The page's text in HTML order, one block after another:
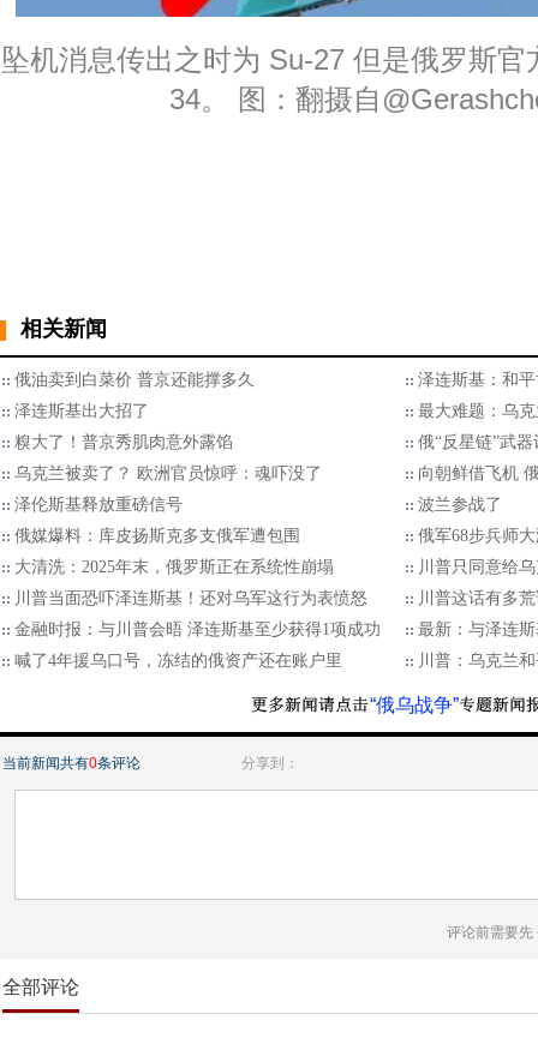
坠机消息传出之时为 Su-27 但是俄罗斯
34。 图：翻摄自
相关新闻
俄油卖到白菜价 普京还能撑多久
泽连斯基：和
泽连斯基出大招了
最大难题：乌
糗大了！普京秀肌肉意外露馅
俄“反星链”武
乌克兰被卖了？ 欧洲官员惊呼：魂吓没了
向朝鲜借飞机
泽伦斯基释放重磅信号
波兰参战了
俄媒爆料：库皮扬斯克多支俄军遭包围
俄军68步兵师
大清洗：2025年末，俄罗斯正在系统性崩塌
川普只同意给
川普当面恐吓泽连斯基！还对乌军这行为表愤怒
川普这话有多
金融时报：与川普会晤 泽连斯基至少获得1项成功
最新：与泽连
喊了4年援乌口号，冻结的俄资产还在账户里
川普：乌克兰
“俄乌战争”
当前新闻共有0条评论 分享到：
评论前需要先
全部评论